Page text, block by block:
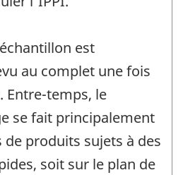
est
au complet une fois
Entre-temps, le
se fait principalement
produits sujets à des
soit sur le plan de